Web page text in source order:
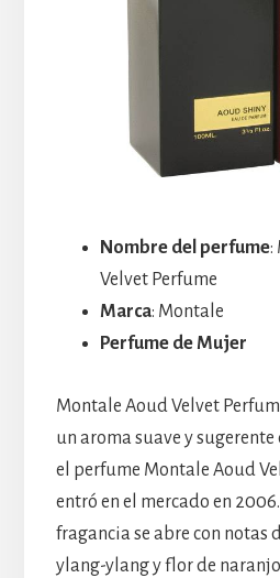
Nombre del perfume:
Velvet Perfume
Marca: Montale
Perfume de Mujer
Montale Aoud Velvet
un aroma suave y sugerente
el perfume Montale Aoud
entró en el mercado en
fragancia se abre con notas
ylang-ylang y flor de